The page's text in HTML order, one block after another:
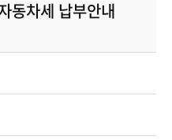
동차세 납부안내